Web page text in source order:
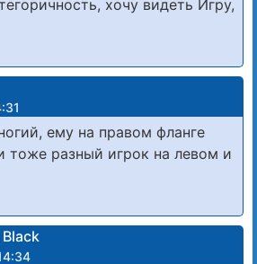
хочу видеть Игру,
ему на правом фланге
тоже разный игрок на левом и